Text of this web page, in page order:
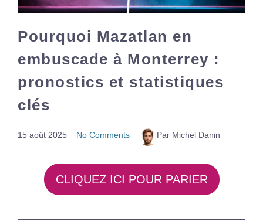
Pourquoi Mazatlan en
embuscade à Monterrey :
pronostics et statistiques
clés
15 août 2025 No Comments Par Michel Danin
CLIQUEZ ICI POUR PARIER